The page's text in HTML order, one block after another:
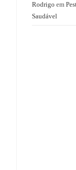
Rodrigo em
Saudável